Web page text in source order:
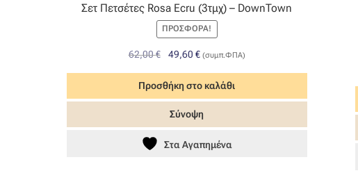
Σετ Πετσέτες Rosa Ecru (3τμχ) – DownTown
ΠΡΟΣΦΟΡΆ!
62,00€
Original
was:
62,00 €.
49,60€Η
τιμή
είναι:
49,60 €.
(συμπ.ΦΠΑ)
Προσθήκη στο καλάθι
Σύνοψη
Στα Αγαπημένα